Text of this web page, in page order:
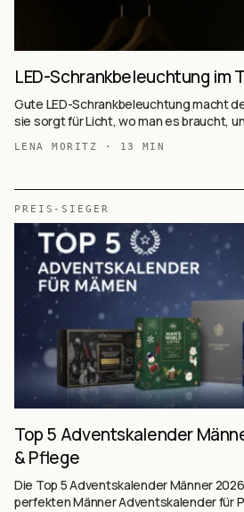
LED-Schrankbeleuchtung im
Gute LED-Schrankbeleuchtung macht
sie sorgt für Licht, wo man es braucht,
energiesparende Technik und smarte
LENA MORITZ · 13 MIN
PREIS-SIEGER
Top 5 Adventskalender
& Pflege
Die Top 5 Adventskalender Männer
perfekten Männer Adventskalender für